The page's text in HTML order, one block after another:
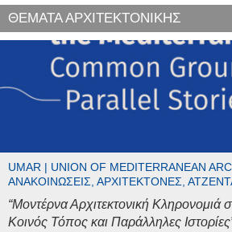
ΘΕΜΑΤΑ ΑΡΧΙΤΕΚΤΟΝΙΚΗΣ
UMAR | UNION OF MEDITERRANEAN
ΑΝΑΚΟΙΝΏΣΕΙΣ, ΑΡΧΙΤΈΚΤΟΝΕΣ,
“Μοντέρνα Αρχιτεκτονική Κληρονομιά
Κοινός Τόπος και Παράλληλες